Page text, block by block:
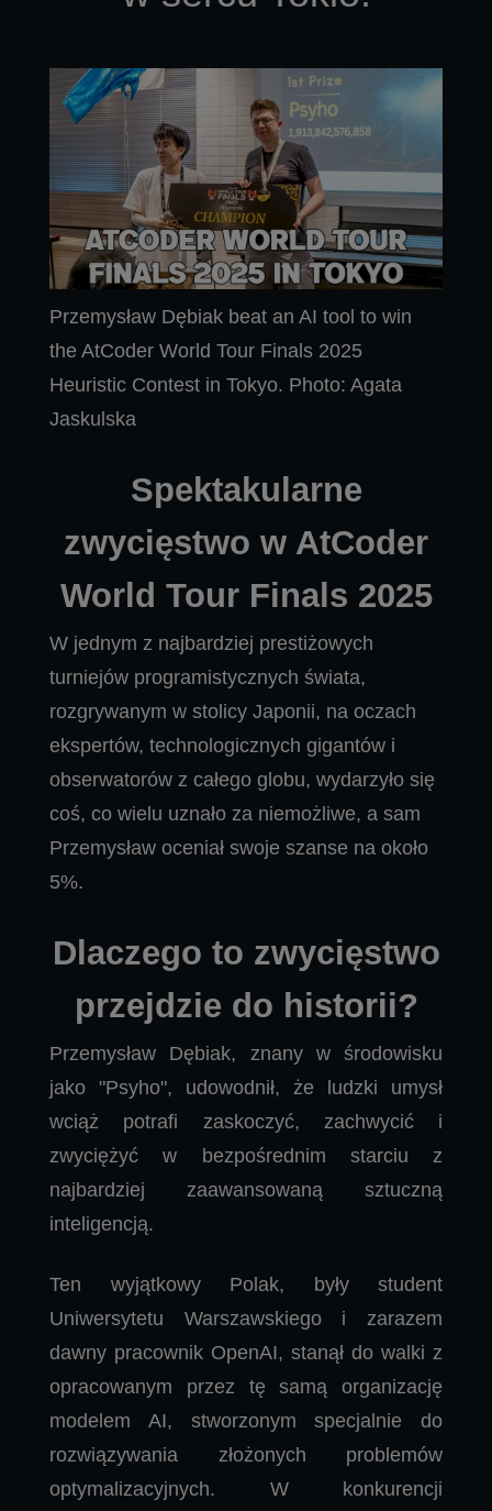
Przemysław Dębiak beat an AI tool to win
the AtCoder World Tour Finals 2025
Heuristic Contest in Tokyo. Photo: Agata
Jaskulska
Spektakularne
zwycięstwo w AtCoder
World Tour Finals 2025
W jednym z najbardziej prestiżowych
turniejów programistycznych świata,
rozgrywanym w stolicy Japonii, na oczach
ekspertów, technologicznych gigantów i
obserwatorów z całego globu, wydarzyło się
coś, co wielu uznało za niemożliwe, a sam
Przemysław oceniał swoje szanse na około
5%.
Dlaczego to zwycięstwo
przejdzie do historii?
Przemysław Dębiak, znany w środowisku
jako "Psyho", udowodnił, że ludzki umysł
wciąż potrafi zaskoczyć, zachwycić i
zwyciężyć w bezpośrednim starciu z
najbardziej zaawansowaną sztuczną
inteligencją.
Ten wyjątkowy Polak, były student
Uniwersytetu Warszawskiego i zarazem
dawny pracownik OpenAI, stanął do walki z
opracowanym przez tę samą organizację
modelem AI, stworzonym specjalnie do
rozwiązywania złożonych problemów
optymalizacyjnych. W konkurencji